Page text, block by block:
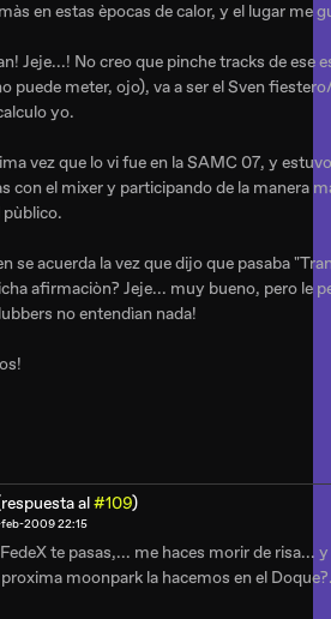
en estas èpocas de calor, y el lugar me
Jeje...! No creo que pinche tracks de ese
puede meter, ojo), va a ser el Sven
yo.
vez que lo vi fue en la SAMC 07, y
con el mixer y participando de la manera
pùblico.
se acuerda la vez que dijo que pasaba
afirmaciòn? Jeje... muy bueno, pero le
no entendìan nada!
al#109)
2009 22:15
te pasas,... me haces morir de risa...
moonpark la hacemos en el